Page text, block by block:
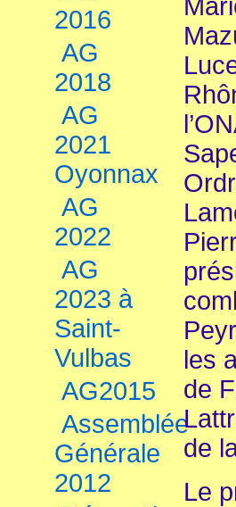
2016
AG
2018
AG
2021
Oyonnax
AG
2022
AG
2023 à
Saint-
Vulbas
AG2015
Assemblée
Générale
2012
les
de
de
Le